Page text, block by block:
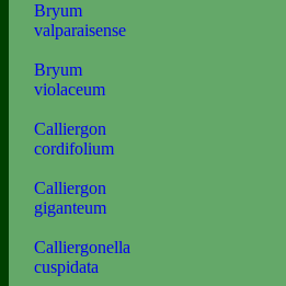
Bryum
valparaisense
Bryum
violaceum
Calliergon
cordifolium
Calliergon
giganteum
Calliergonella
cuspidata